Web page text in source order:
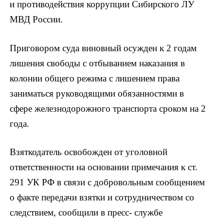
и противодействия коррупции Сибирского ЛУ
МВД России.
Приговором суда виновный осужден к 2 годам
лишения свободы с отбыванием наказания в
колонии общего режима с лишением права
заниматься руководящими обязанностями в
сфере железнодорожного транспорта сроком на 2
года.
Взяткодатель освобожден от уголовной
ответственности на основании примечания к ст.
291 УК РФ в связи с добровольным сообщением
о факте передачи взятки и сотрудничеством со
следствием, сообщили в пресс- службе